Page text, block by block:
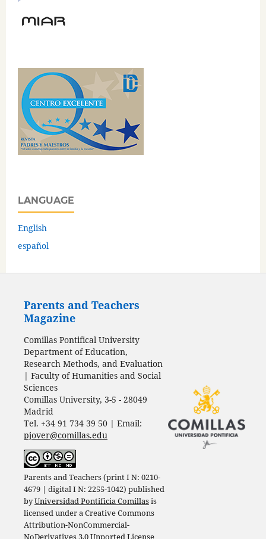
LANGUAGE
English
español
Parents and Teachers
Magazine
Comillas Pontifical University
Department of Education,
Research Methods, and Evaluation
| Faculty of Humanities and Social
Sciences
Comillas University, 3-5 - 28049
Madrid
Tel. +34 91 734 39 50 | Email:
pjover@comillas.edu
Parents and Teachers (print I N: 0210-
4679 | digital I N: 2255-1042) published
byUniversidad Pontificia Comillasis
licensed under aCreative Commons
Attribution-NonCommercial-
NoDerivatives 3.0 Unported License